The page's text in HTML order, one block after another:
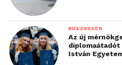
hozzáállással
úrrá. Sajnos
kihasználják”
BÜSZKESÉG
Az új
István